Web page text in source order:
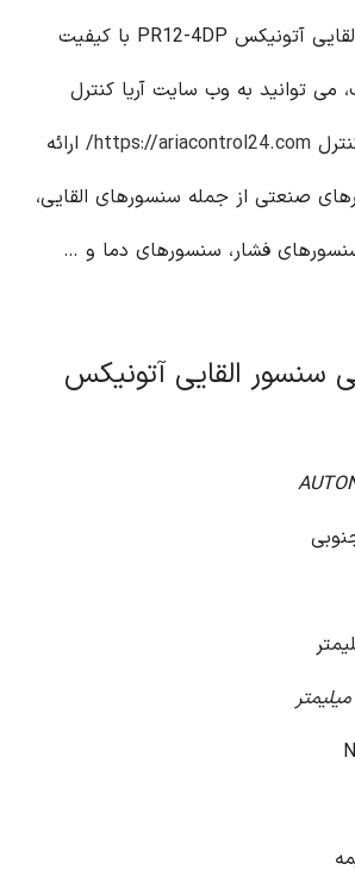
برای خرید سنسور القایی آتونیکس PR12-4DP با کیفیت
می توانید به وب سایت آریا کنترل
https://ariacontrol24.com/ ارائه
صنعتی از جمله سنسورهای القایی،
فشار، سنسورهای دما و …
القایی آتونیکس